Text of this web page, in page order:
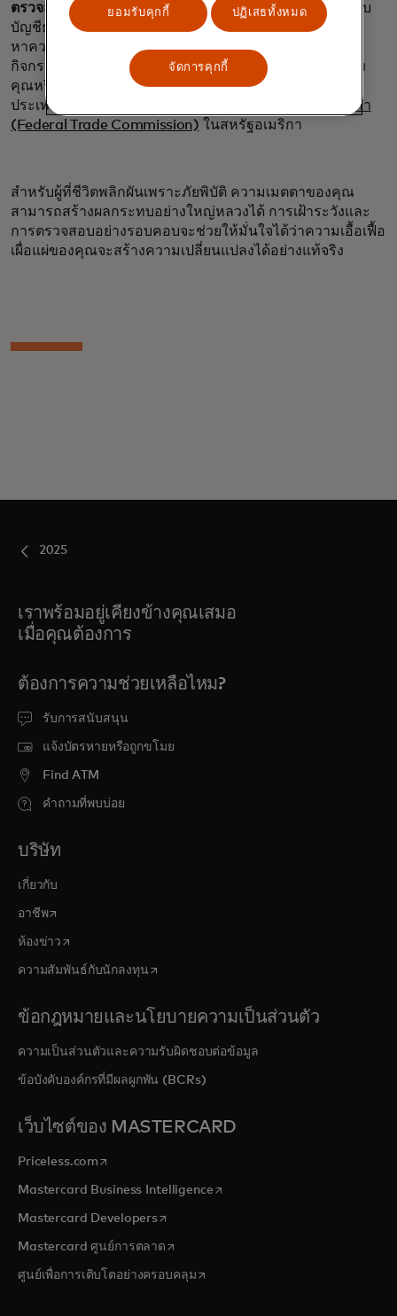
ตรวจสอบบัญชีผู้ใช้และรายงานกิจกรรมที่น่าสงสัย
ตรวจสอบ
บัญชีธนาคารและรายงานเครดิตของคุณเป็นประจำเพื่อ
หาความผิดปกติหรือกิจกรรมที่ไม่ได้รับอนุญาต หากพบ
กิจกรรมที่น่าสงสัยใด ๆ ให้รายงานไปยังสถาบันการเงินของ
คุณหรือหน่วยงานคุ้มครองผู้บริโภคของรัฐบาลกลางใน
ประเทศของคุณ เช่น
คณะกรรมการการค้าแห่งสหรัฐอเมริกา
(Federal Trade Commission) ในสหรัฐอเมริกา
สำหรับผู้ที่ชีวิตพลิกผันเพราะภัยพิบัติ ความเมตตาของคุณ
สามารถสร้างผลกระทบอย่างใหญ่หลวงได้ การเฝ้าระวังและ
การตรวจสอบอย่างรอบคอบจะช่วยให้มั่นใจได้ว่าความเอื้อเฟื้อ
เผื่อแผ่ของคุณจะสร้างความเปลี่ยนแปลงได้อย่างแท้จริง
2025
เราพร้อมอยู่เคียงข้างคุณเสมอ
เมื่อคุณต้องการ
ต้องการความช่วยเหลือไหม?
รับการสนับสนุน
แจ้งบัตรหายหรือถูกขโมย
Find ATM
คำถามที่พบบ่อย
บริษัท
เกี่ยวกับ
อาชีพopens in a new tab
ห้องข่าว opens in a new tab
ความสัมพันธ์กับนักลงทุนopens in a new tab
ข้อกฎหมายและนโยบายความเป็นส่วนตัว
ความเป็นส่วนตัวและความรับผิดชอบต่อข้อมูล
ข้อบังคับองค์กรที่มีผลผูกพัน (BCRs)
เว็บไซต์ของ MASTERCARD
Priceless.com opens in a new tab
Mastercard Business Intelligenceopens in a new tab
Mastercard Developersopens in a new tab
Mastercard ศูนย์การตลาด opens in a new tab
ศูนย์เพื่อการเติบโตอย่างครอบคลุมopens in a new tab
ยอมรับคุกกี้ ปฏิเสธทั้งหมด
จัดการคุกกี้